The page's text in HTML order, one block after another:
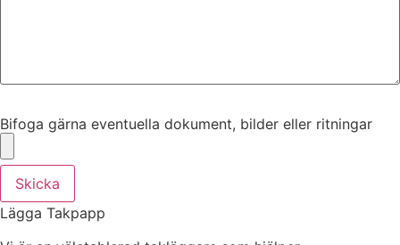
Bifoga gärna eventuella dokument, bilder eller ritningar
Skicka
Lägga Takpapp